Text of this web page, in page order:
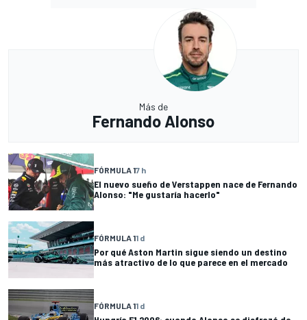
Más de
Fernando Alonso
FÓRMULA 17 h
El nuevo sueño de Verstappen nace de Fernando
Alonso: "Me gustaría hacerlo"
FÓRMULA 11 d
Por qué Aston Martin sigue siendo un destino
más atractivo de lo que parece en el mercado
FÓRMULA 11 d